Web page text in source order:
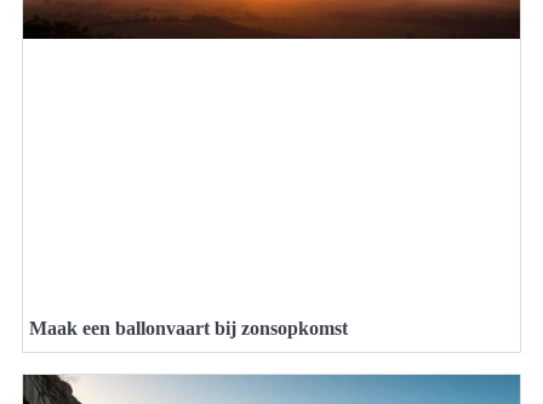
Maak een ballonvaart bij zonsopkomst